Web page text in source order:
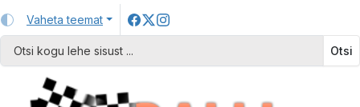
Vaheta teemat
Otsi